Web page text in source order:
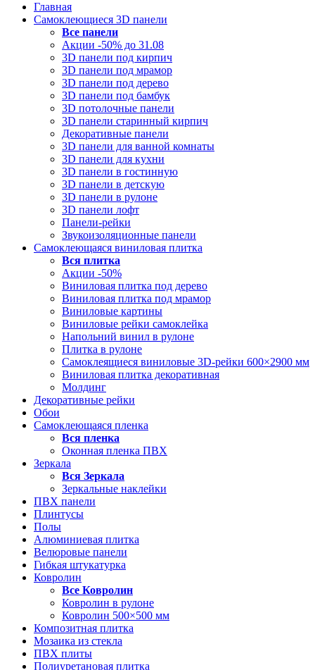
Главная
Самоклеющиеся 3D панели
Все панели
Акции -50% до 31.08
3D панели под кирпич
3D панели под мрамор
3D панели под дерево
3D панели под бамбук
3D потолочные панели
3D панели старинный кирпич
Декоративные панели
3D панели для ванной комнаты
3D панели для кухни
3D панели в гостинную
3D панели в детскую
3D панели в рулоне
3D панели лофт
Панели-рейки
Звукоизоляционные панели
Самоклеющаяся виниловая плитка
Вся плитка
Акции -50%
Виниловая плитка под дерево
Виниловая плитка под мрамор
Виниловые картины
Виниловые рейки самоклейка
Напольний винил в рулоне
Плитка в рулоне
Самоклеящиеся виниловые 3D‑рейки 600×2900 мм
Виниловая плитка декоративная
Молдинг
Декоративные рейки
Обои
Самоклеющаяся пленка
Вся пленка
Оконная пленка ПВХ
Зеркала
Вся Зеркала
Зеркальные наклейки
ПВХ панели
Плинтусы
Полы
Алюминиевая плитка
Велюровые панели
Гибкая штукатурка
Ковролин
Все Ковролин
Ковролин в рулоне
Ковролин 500×500 мм
Композитная плитка
Мозаика из стекла
ПВХ плиты
Полиуретановая плитка